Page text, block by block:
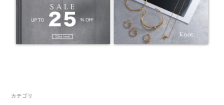
カテゴリ